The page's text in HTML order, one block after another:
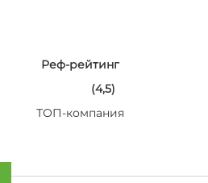
Реф-рейтинг
(4,5)
ТОП-компания